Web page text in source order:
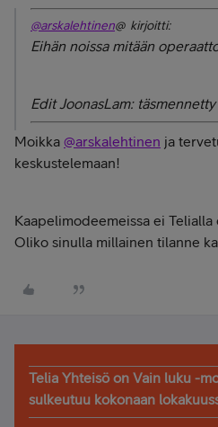
@arskalehtinen@ kirjoitti:
Eihän noissa mitään
Edit JoonasLam:
Moikka @arskalehtinen ja
keskustelemaan!
Kaapelimodeemeissa ei
Oliko sinulla millainen tilanne
Telia Yhteisö on Vain luku -
sulkeutuu kokonaan